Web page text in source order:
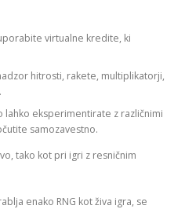
virtualne kredite, ki
hitrosti, rakete, multiplikatorji,
lahko eksperimentirate z različnimi
samozavestno.
tako kot pri igri z resničnim
enako RNG kot živa igra, se